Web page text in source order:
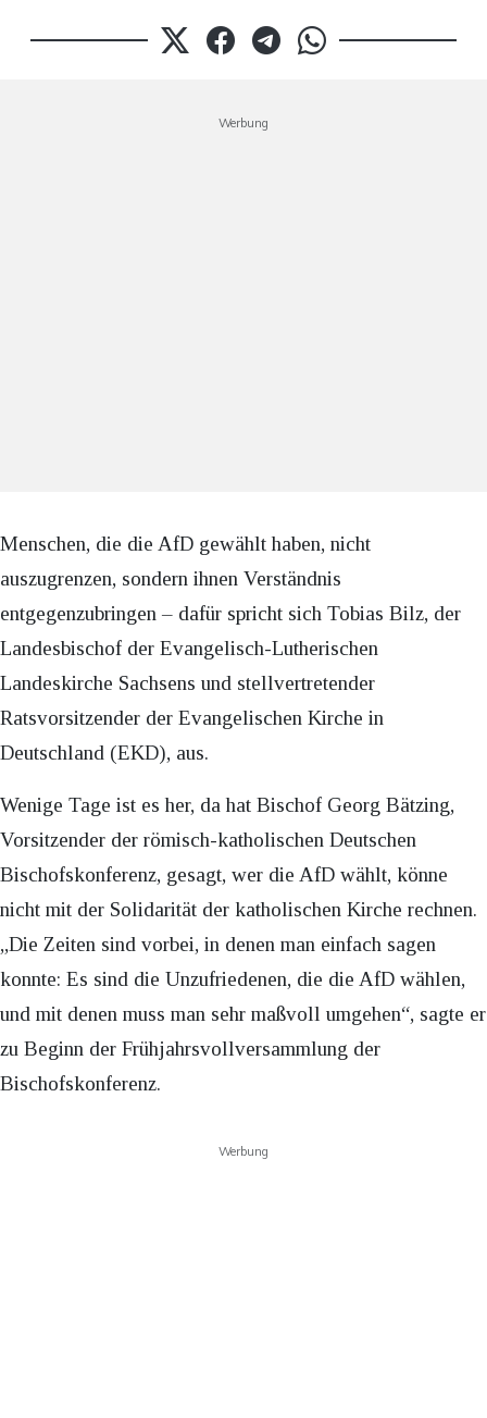
Werbung
Menschen, die die AfD gewählt haben, nicht
auszugrenzen, sondern ihnen Verständnis
entgegenzubringen – dafür spricht sich Tobias Bilz, der
Landesbischof der Evangelisch-Lutherischen
Landeskirche Sachsens und stellvertretender
Ratsvorsitzender der Evangelischen Kirche in
Deutschland (EKD), aus.
Wenige Tage ist es her, da hat Bischof Georg Bätzing,
Vorsitzender der römisch-katholischen Deutschen
Bischofskonferenz, gesagt, wer die AfD wählt, könne
nicht mit der Solidarität der katholischen Kirche rechnen.
„Die Zeiten sind vorbei, in denen man einfach sagen
konnte: Es sind die Unzufriedenen, die die AfD wählen,
und mit denen muss man sehr maßvoll umgehen“, sagte er
zu Beginn der Frühjahrsvollversammlung der
Bischofskonferenz.
Werbung